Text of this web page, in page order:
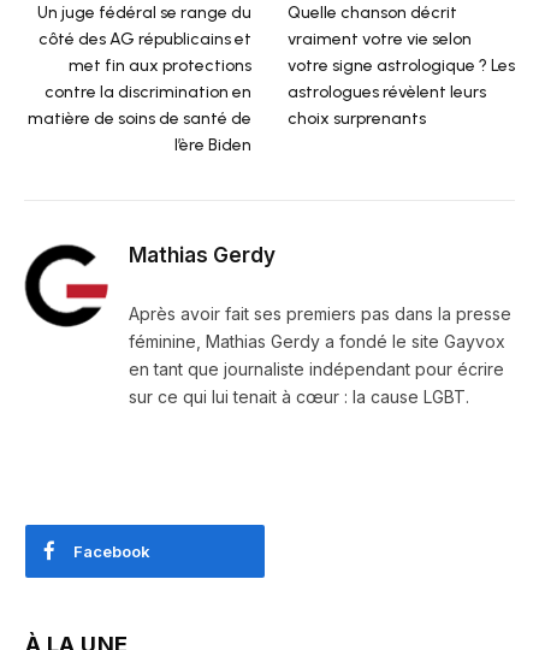
Un juge fédéral se range du
côté des AG républicains et
met fin aux protections
contre la discrimination en
matière de soins de santé de
l’ère Biden
Quelle chanson décrit
vraiment votre vie selon
votre signe astrologique ? Les
astrologues révèlent leurs
choix surprenants
Mathias Gerdy
Après avoir fait ses premiers pas dans la presse
féminine, Mathias Gerdy a fondé le site Gayvox
en tant que journaliste indépendant pour écrire
sur ce qui lui tenait à cœur : la cause LGBT.
Facebook